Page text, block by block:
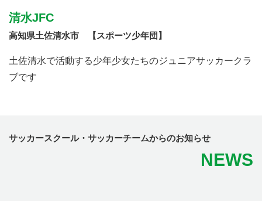
清水JFC
高知県土佐清水市 【スポーツ少年団】
土佐清水で活動する少年少女たちのジュニアサッカークラ
ブです
サッカースクール・サッカーチームからのお知らせ
NEWS